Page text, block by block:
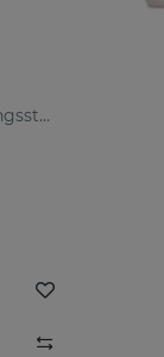
Verhindert und verbessert Dehnungsstreifen